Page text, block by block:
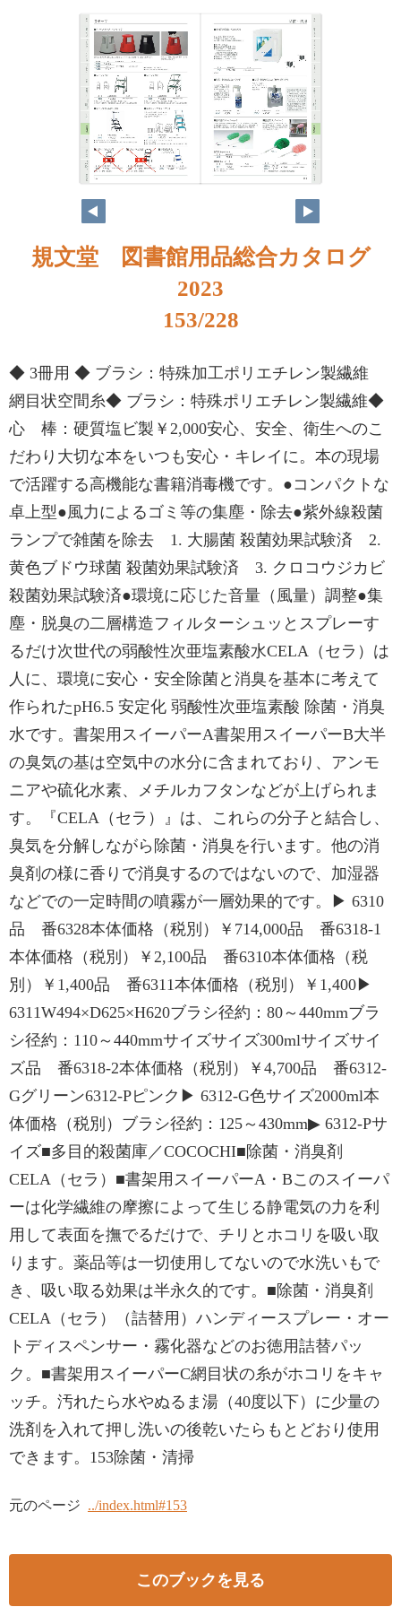
規文堂 図書館用品総合カタログ
2023
153/228
◆ 3冊用 ◆ ブラシ：特殊加工ポリエチレン製繊維
網目状空間糸◆ ブラシ：特殊ポリエチレン製繊維◆
心 棒：硬質塩ビ製￥2,000安心、安全、衛生へのこ
だわり大切な本をいつも安心・キレイに。本の現場
で活躍する高機能な書籍消毒機です。●コンパクトな
卓上型●風力によるゴミ等の集塵・除去●紫外線殺菌
ランプで雑菌を除去 1. 大腸菌 殺菌効果試験済 2.
黄色ブドウ球菌 殺菌効果試験済 3. クロコウジカビ
殺菌効果試験済●環境に応じた音量（風量）調整●集
塵・脱臭の二層構造フィルターシュッとスプレーす
るだけ次世代の弱酸性次亜塩素酸水CELA（セラ）は
人に、環境に安心・安全除菌と消臭を基本に考えて
作られたpH6.5 安定化 弱酸性次亜塩素酸 除菌・消臭
水です。書架用スイーパーA書架用スイーパーB大半
の臭気の基は空気中の水分に含まれており、アンモ
ニアや硫化水素、メチルカフタンなどが上げられま
す。『CELA（セラ）』は、これらの分子と結合し、
臭気を分解しながら除菌・消臭を行います。他の消
臭剤の様に香りで消臭するのではないので、加湿器
などでの一定時間の噴霧が一層効果的です。▶ 6310
品 番6328本体価格（税別）￥714,000品 番6318-1
本体価格（税別）￥2,100品 番6310本体価格（税
別）￥1,400品 番6311本体価格（税別）￥1,400▶
6311W494×D625×H620ブラシ径約：80～440mmブラ
シ径約：110～440mmサイズサイズ300mlサイズサイ
ズ品 番6318-2本体価格（税別）￥4,700品 番6312-
Gグリーン6312-Pピンク▶ 6312-G色サイズ2000ml本
体価格（税別）ブラシ径約：125～430mm▶ 6312-Pサ
イズ■多目的殺菌庫／COCOCHI■除菌・消臭剤
CELA（セラ）■書架用スイーパーA・Bこのスイーパ
ーは化学繊維の摩擦によって生じる静電気の力を利
用して表面を撫でるだけで、チリとホコリを吸い取
ります。薬品等は一切使用してないので水洗いもで
き、吸い取る効果は半永久的です。■除菌・消臭剤
CELA（セラ）（詰替用）ハンディースプレー・オー
トディスペンサー・霧化器などのお徳用詰替パッ
ク。■書架用スイーパーC網目状の糸がホコリをキャ
ッチ。汚れたら水やぬるま湯（40度以下）に少量の
洗剤を入れて押し洗いの後乾いたらもとどおり使用
できます。153除菌・清掃
元のページ ../index.html#153
このブックを見る